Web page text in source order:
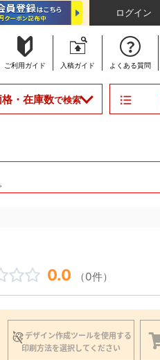
ログイン
ご利用ガイド 入稿ガイド よくある質問
・在庫数で検索
0.0 （0件）
デザイン作成ツールを使用する
印刷方法を選択してください